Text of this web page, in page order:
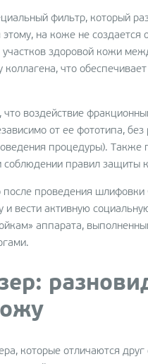
фильтр, который
на коже не создается
участков здоровой кожи
что
что воздействие
от ее фототипа,
процедуры). Также
правил защиты
после проведения
вести активную
аппарата,
которые отличаются друг